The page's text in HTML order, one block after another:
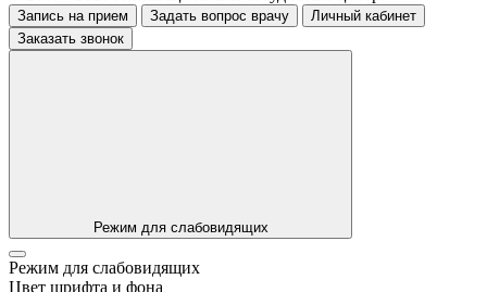
Запись на прием Задать вопрос врачу
Личный кабинет
Заказать звонок
Режим для слабовидящих
Режим для слабовидящих
Цвет шрифта и фона